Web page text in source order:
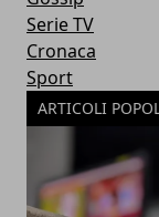
Serie TV
Cronaca
Sport
ARTICOLI